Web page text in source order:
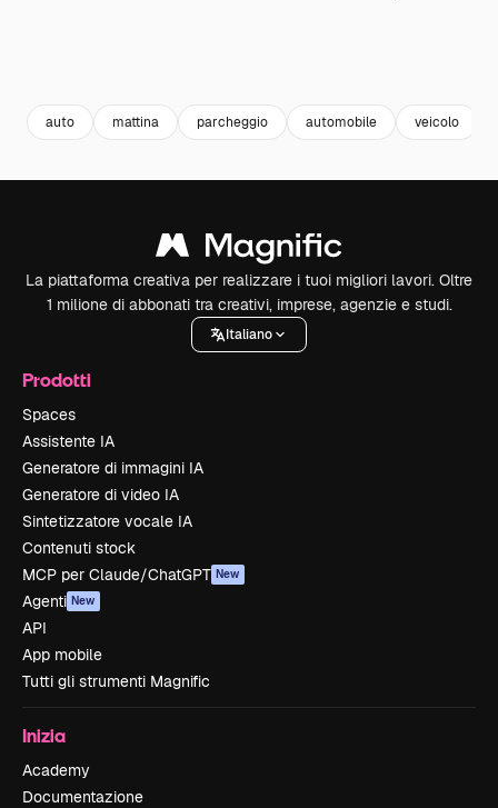
auto mattina parcheggio automobile veicolo
La piattaforma creativa per realizzare i tuoi migliori lavori. Oltre
1 milione di abbonati tra creativi, imprese, agenzie e studi.
Italiano
Prodotti
Spaces
Assistente IA
Generatore di immagini IA
Generatore di video IA
Sintetizzatore vocale IA
Contenuti stock
MCP per Claude/ChatGPT New
Agenti New
API
App mobile
Tutti gli strumenti Magnific
Inizia
Academy
Documentazione